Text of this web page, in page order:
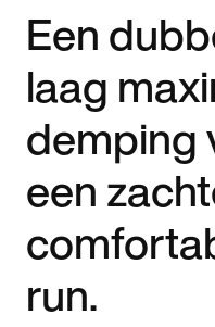
Een
laag
demping
een
run.